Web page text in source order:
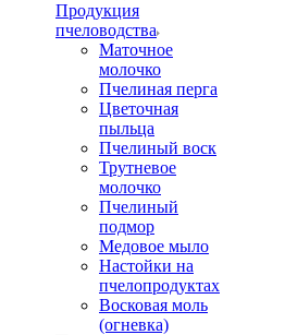
Продукция
пчеловодства
Маточное
молочко
Пчелиная перга
Цветочная
пыльца
Пчелиный воск
Трутневое
молочко
Пчелиный
подмор
Медовое мыло
Настойки на
пчелопродуктах
Восковая моль
(огневка)